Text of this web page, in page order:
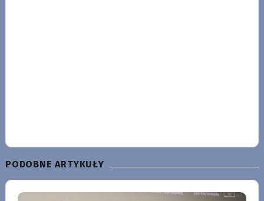
PODOBNE ARTYKUŁY